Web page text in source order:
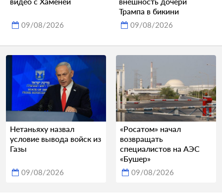
09/08/2026
Трампа в бикини
09/08/2026
Нетаньяху назвал
условие вывода войск из
Газы
09/08/2026
«Росатом» начал
возвращать
специалистов на АЭС
«Бушер»
09/08/2026